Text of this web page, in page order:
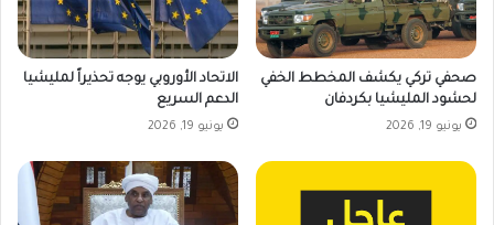
صحفي تركي يكشف المخطط الخفي
لحشود المليشيا بكردفان
يونيو 19, 2026
الاتحاد الأوروبي يوجه تحذيراً لمليشيا
الدعم السريع
يونيو 19, 2026